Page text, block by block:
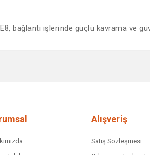
bağlantı işlerinde güçlü kavrama ve
Alışveriş
Satış Sözleşmesi